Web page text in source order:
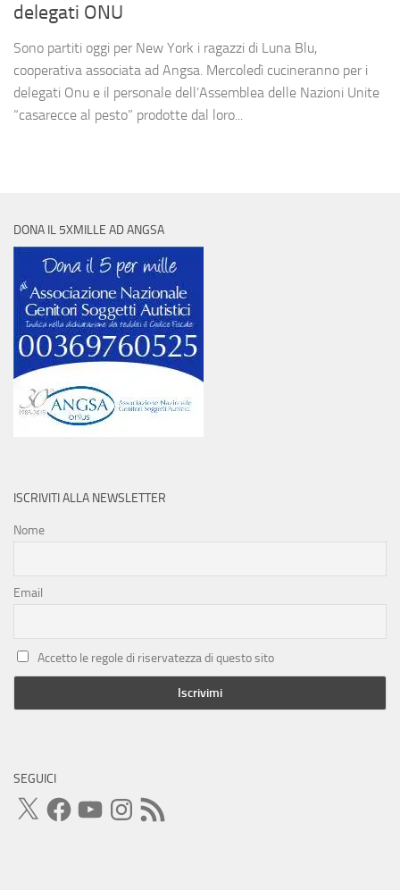
delegati ONU
Sono partiti oggi per New York i ragazzi di Luna Blu,
cooperativa associata ad Angsa. Mercoledì cucineranno per i
delegati Onu e il personale dell’Assemblea delle Nazioni Unite
“casarecce al pesto” prodotte dal loro...
DONA IL 5XMILLE AD ANGSA
ISCRIVITI ALLA NEWSLETTER
Nome
Email
Accetto le regole di riservatezza di questo sito
SEGUICI
X FacebookYouTubeInstagram
Feed
RSS